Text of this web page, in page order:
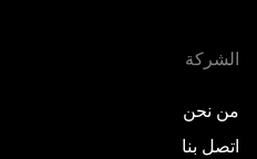
الشركة
من نحن
اتصل بنا